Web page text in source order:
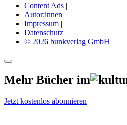
Content Ads |
Autor:innen |
Impressum |
Datenschutz |
© 2026 bunkverlag GmbH
Mehr Bücher im
Jetzt kostenlos abonnieren